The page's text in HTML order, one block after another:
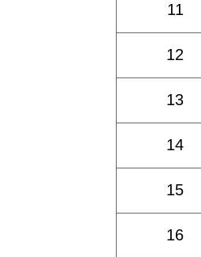
11
12
13
14
15
16